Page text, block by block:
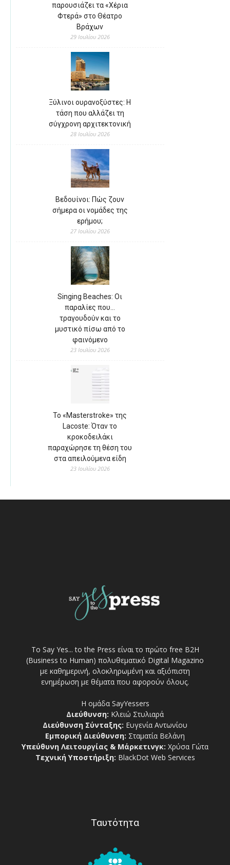
παρουσιάζει τα «Χέρια
Φτερά» στο Θέατρο
Βράχων
29 Ιουλίου 2026
Ξύλινοι ουρανοξύστες: Η
τάση που αλλάζει τη
σύγχρονη αρχιτεκτονική
28 Ιουλίου 2026
Βεδουίνοι: Πώς ζουν
σήμερα οι νομάδες της
ερήμου;
27 Ιουλίου 2026
Singing Beaches: Οι
παραλίες που…
τραγουδούν και το
μυστικό πίσω από το
φαινόμενο
23 Ιουλίου 2026
Το «Masterstroke» της
Lacoste: Όταν το
κροκοδειλάκι
παραχώρησε τη θέση του
στα απειλούμενα είδη
23 Ιουλίου 2026
Το Say Yes... to the Press είναι το πρώτο free Β2Η
(Business to Human) πολυθεματικό Digital Magazino
με καθημερινή, ολοκληρωμένη και αξιόπιστη
ενημέρωση με θέματα που αφορούν όλους.
Η ομάδα SayYessers
Διεύθυνση: Κλειώ Στυλιαρά
Διεύθυνση Σύνταξης: Ευγενία Αντωνίου
Εμπορική Διεύθυνση: Σταματία Βελάνη
Υπεύθυνη Λειτουργίας & Μάρκετινγκ: Χρύσα Γώτα
Τεχνική Υποστήριξη: BlackDot Web Services
Ταυτότητα